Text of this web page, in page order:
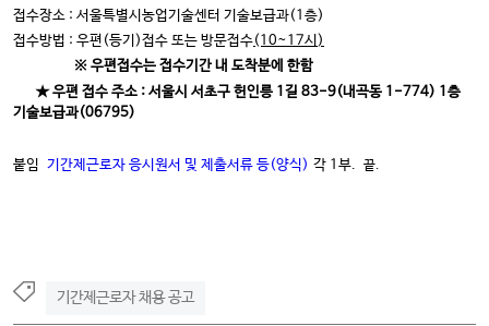
접수장소 : 서울특별시농업기술센터 기술보급과(1층)
접수방법 : 우편(등기)접수 또는 방문접수(10~17시 )
※ 우편접수는 접수기간 내 도착분에 한함
★우편 접수 주소 : 서울시 서초구 헌인릉 1 길 83-9(내곡동 1-774) 1 층
기술보급과(06795)
붙임 기간제근로자 응시원서 및 제출서류 등(양식) 각 1부. 끝.
기간제근로자 채용 공고